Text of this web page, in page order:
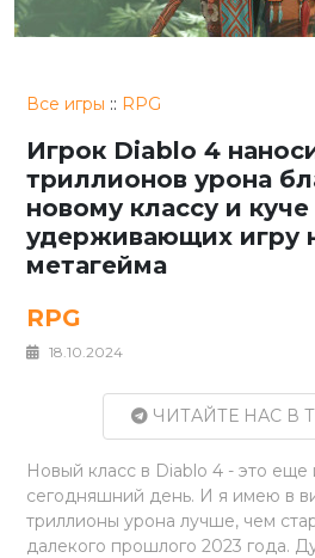
Все игры :: RPG
Игрок Diablo 4
триллионов урона
новому классу и куче
удерживающих игру
метагейма
RPG
18.10.2024
ЧИТАЙТЕ НАС В
Новый класс в Diablo 4 - это еще
сегодняшний день. И я имею в
триллионы урона лучше, чем
далекого прошлого 2023 года.